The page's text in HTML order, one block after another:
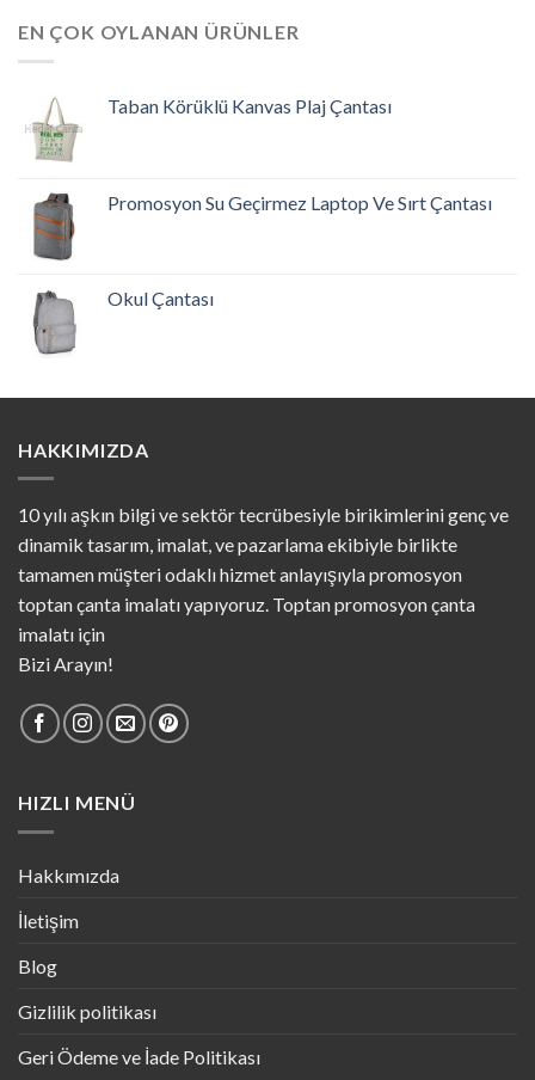
EN ÇOK OYLANAN ÜRÜNLER
Taban Körüklü Kanvas Plaj Çantası
Promosyon Su Geçirmez Laptop Ve Sırt Çantası
Okul Çantası
HAKKIMIZDA
10 yılı aşkın bilgi ve sektör tecrübesiyle birikimlerini genç ve
dinamik tasarım, imalat, ve pazarlama ekibiyle birlikte
tamamen müşteri odaklı hizmet anlayışıyla promosyon
toptan çanta imalatı yapıyoruz. Toptan promosyon çanta
imalatı için
Bizi Arayın!
HIZLI MENÜ
Hakkımızda
İletişim
Blog
Gizlilik politikası
Geri Ödeme ve İade Politikası